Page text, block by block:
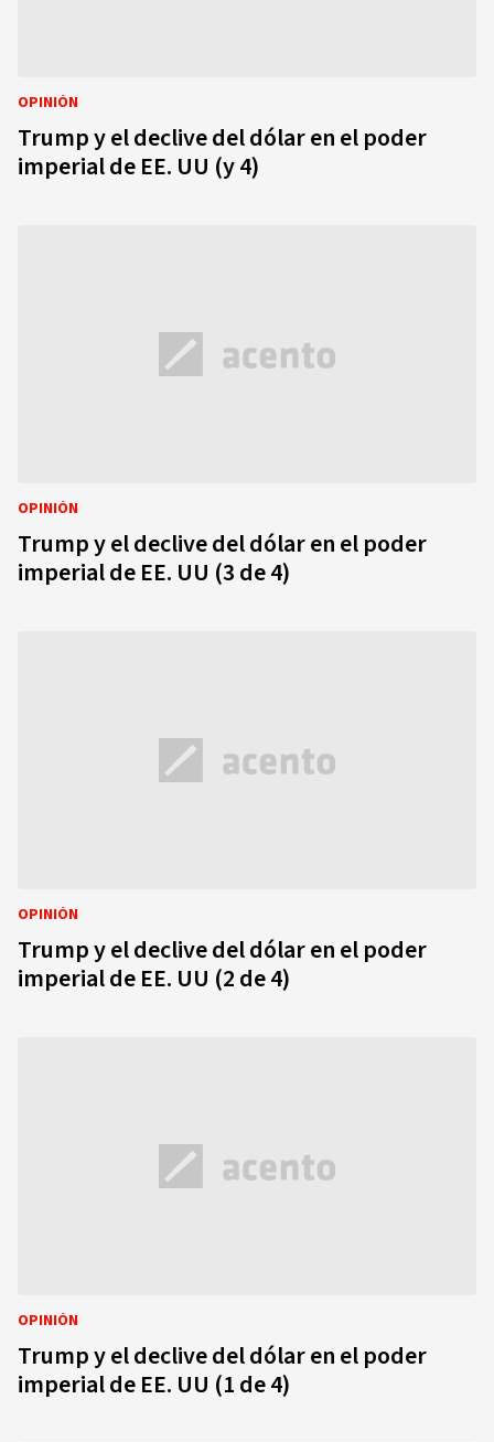
OPINIÓN
Trump y el declive del dólar en el poder
imperial de EE. UU (y 4)
OPINIÓN
Trump y el declive del dólar en el poder
imperial de EE. UU (3 de 4)
OPINIÓN
Trump y el declive del dólar en el poder
imperial de EE. UU (2 de 4)
OPINIÓN
Trump y el declive del dólar en el poder
imperial de EE. UU (1 de 4)